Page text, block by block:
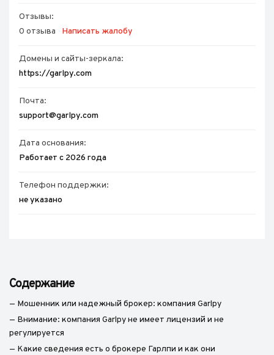
Отзывы:
0 отзыва
Написать жалобу
Домены и сайты-зеркала:
https://garlpy.com
Почта:
support@garlpy.com
Дата основания:
Работает с 2026 года
Телефон поддержки:
не указано
Содержание
— Мошенник или надежный брокер: компания Garlpy
— Внимание: компания Garlpy не имеет лицензий и не
регулируется
— Какие сведения есть о брокере Гарлпи и как они